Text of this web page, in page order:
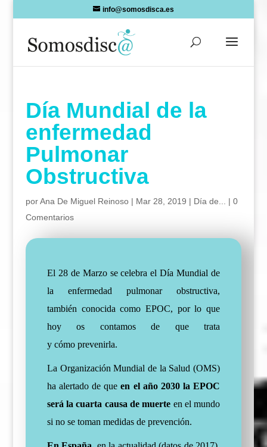
info@somosdisca.es
Día Mundial de la
enfermedad
Pulmonar
Obstructiva
porAna De Miguel Reinoso| Mar 28, 2019 | Día de... | 0
Comentarios
El 28 de Marzose celebra el Día Mundialde
la enfermedad pulmonar obstructiva,
también conocida como EPOC, por lo que
hoy os contamos de que trata
y cómo prevenirla.
La Organización Mundial de la Salud (OMS)
ha alertado de queen el año 2030 la EPOC
será la cuarta causa de muerte en el mundo
si no se toman medidas de prevención.